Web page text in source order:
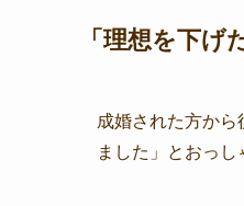
「理想を下
成婚された方か
ました」とおっし